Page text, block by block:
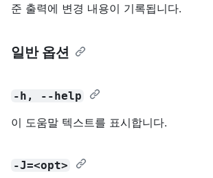
준 출력에 변경 내용이 기록됩니다.
일반 옵션
-h, --help
이 도움말 텍스트를 표시합니다.
-J=<opt>